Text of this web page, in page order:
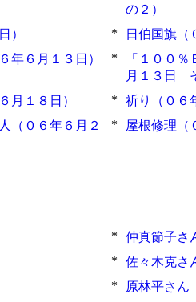
の２）
） *
日伯国旗（
年６月１３日） *
「１００
月１３日
月１８日） *
祈り（０
（０６年６月２
* 屋根修理（
*
仲真節子さ
*
佐々木克さ
*
原林平さん